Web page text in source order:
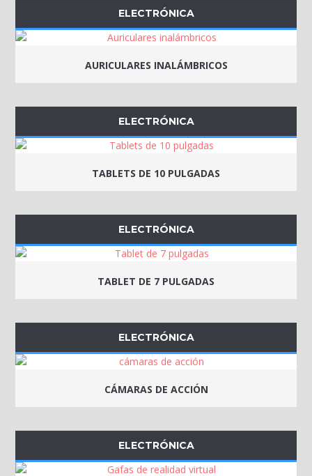
ELECTRÓNICA
AURICULARES INALÁMBRICOS
ELECTRÓNICA
TABLETS DE 10 PULGADAS
ELECTRÓNICA
TABLET DE 7 PULGADAS
ELECTRÓNICA
CÁMARAS DE ACCIÓN
ELECTRÓNICA